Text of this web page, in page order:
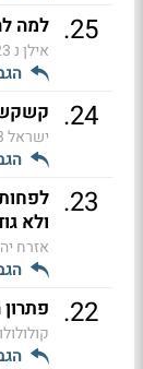
25
. למה
אילן נ
24
.
ישראל
23
.
ולא
אזרח
22
.
קולולולו